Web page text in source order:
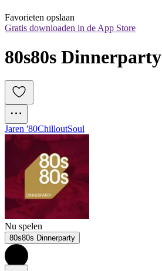
Favorieten opslaan
Gratis downloaden in de App Store
80s80s Dinnerparty
Jaren '80ChilloutSoul
Nu spelen
80s80s Dinnerparty